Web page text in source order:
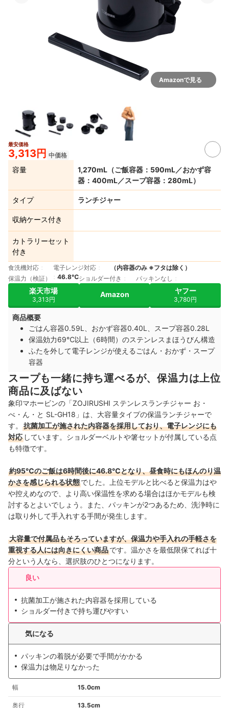
Amazonで見る
最安価格
3,313円 中価格
容量
1,270mL（ご飯容器：590mL／おかず容
器：400mL／スープ容器：280mL）
タイプ ランチジャー
収納ケース付き
カトラリーセット
付き
食洗機対応 電子レンジ対応
（内容器のみ ※フタは除く）
保温力（検証）
46.8℃ショルダー付き パッキンなし
楽天市場
3,313円
Amazon ヤフー
3,780円
商品概要
ごはん容器0.59L、おかず容器0.40L、スープ容器0.28L
保温効力69℃以上（6時間）のステンレスまほうびん構造
ふたを外して電子レンジが使えるごはん・おかず・スープ
容器
スープも一緒に持ち運べるが、保温力は上位
商品に及ばない
象印マホービンの「ZOJIRUSHI ステンレスランチジャー お・
べ・ん・と SL-GH18」は、大容量タイプの保温ランチジャーで
す。
抗菌加工が施された内容器を採用しており、電子レンジにも
対応 しています。ショルダーベルトや箸セットが付属している点
も特徴です。
約95℃のご飯は6時間後に46.8℃となり、昼食時にもほんのり温
かさを感じられる状態でした。上位モデルと比べると保温力はや
や控えめなので、より高い保温性を求める場合はほかモデルも検
討するとよいでしょう。また、パッキンが2つあるため、洗浄時に
は取り外して手入れする手間が発生します。
大容量で付属品もそろっていますが、保温力や手入れの手軽さを
重視する人には向きにくい商品です。温かさを最低限保てれば十
分という人なら、選択肢のひとつになります。
良い
抗菌加工が施された内容器を採用している
ショルダー付きで持ち運びやすい
気になる
パッキンの着脱が必要で手間がかかる
保温力は物足りなかった
幅 15.0cm
奥行 13.5cm